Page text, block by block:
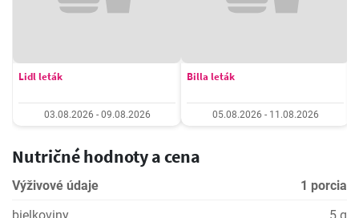
Lidl leták
03.08.2026 - 09.08.2026
Billa leták
05.08.2026 - 11.08.2026
Nutričné hodnoty a cena
Výživové údaje
1 porcia